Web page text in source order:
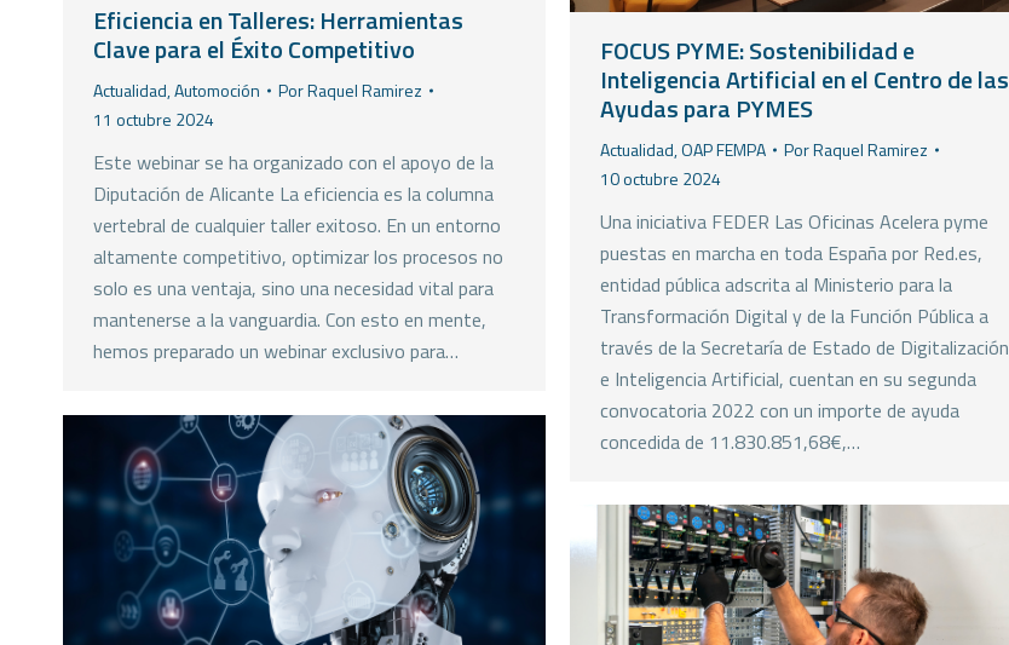
Eficiencia en Talleres: Herramientas
Clave para el Éxito Competitivo
Actualidad,Automoción PorRaquel Ramirez
11 octubre 2024
Este webinar se ha organizado con el apoyo de la
Diputación de Alicante La eficiencia es la columna
vertebral de cualquier taller exitoso. En un entorno
altamente competitivo, optimizar los procesos no
solo es una ventaja, sino una necesidad vital para
mantenerse a la vanguardia. Con esto en mente,
hemos preparado un webinar exclusivo para…
FOCUS PYME: Sostenibilidad e
Inteligencia Artificial en el Centro de las
Ayudas para PYMES
Actualidad,OAP FEMPA PorRaquel Ramirez
10 octubre 2024
Una iniciativa FEDER Las Oficinas Acelera pyme
puestas en marcha en toda España por Red.es,
entidad pública adscrita al Ministerio para la
Transformación Digital y de la Función Pública a
través de la Secretaría de Estado de Digitalización
e Inteligencia Artificial, cuentan en su segunda
convocatoria 2022 con un importe de ayuda
concedida de 11.830.851,68€,…